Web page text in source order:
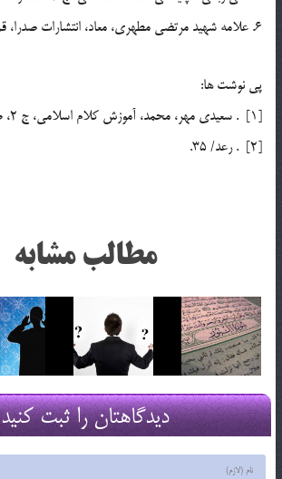
6. علامه شهيد مرتضي مطهري، معاد، انتشارات صدرا، قم.
پي نوشت ها:
[1] . سعيدي مهر، محمد، آموزش كلام اسلامي، ج 2، ص 317 ـ 318.
[2] . رعد/ 35.
مطالب مشابه
دیدگاهتان را ثبت کنید